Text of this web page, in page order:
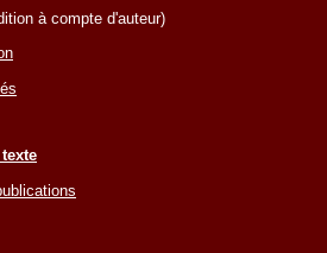
à compte d'auteur)